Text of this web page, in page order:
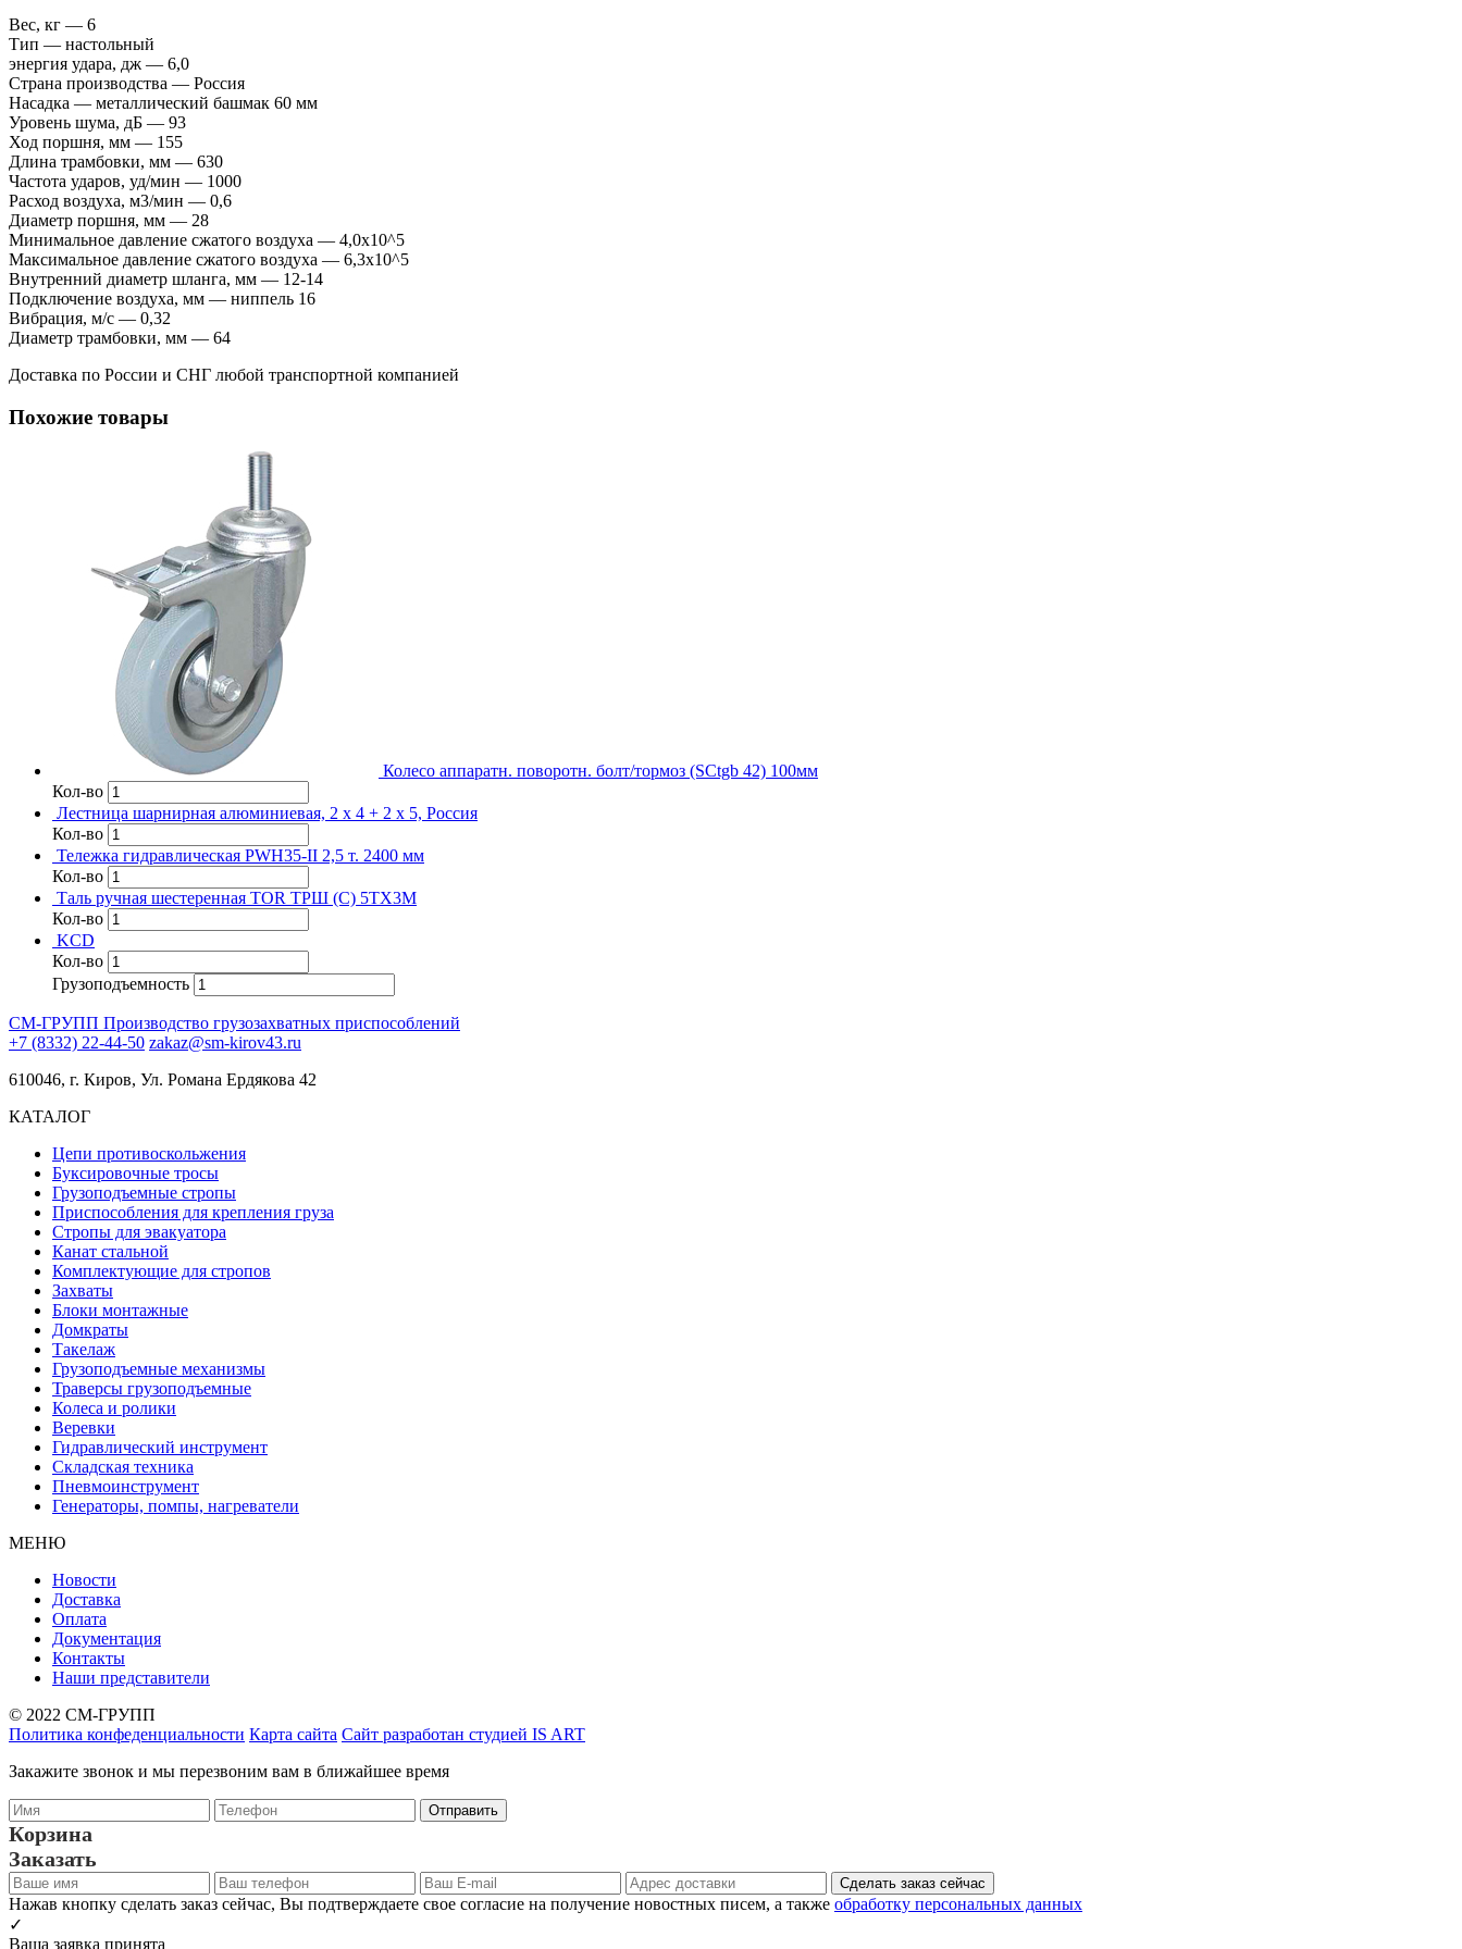
Вес, кг — 6
Тип — настольный
энергия удара, дж — 6,0
Страна производства — Россия
Насадка — металлический башмак 60 мм
Уровень шума, дБ — 93
Ход поршня, мм — 155
Длина трамбовки, мм — 630
Частота ударов, уд/мин — 1000
Расход воздуха, м3/мин — 0,6
Диаметр поршня, мм — 28
Минимальное давление сжатого воздуха — 4,0х10^5
Максимальное давление сжатого воздуха — 6,3х10^5
Внутренний диаметр шланга, мм — 12-14
Подключение воздуха, мм — ниппель 16
Вибрация, м/с — 0,32
Диаметр трамбовки, мм — 64
Доставка по России и СНГ любой транспортной компанией
Похожие товары
Колесо аппаратн. поворотн. болт/тормоз (SCtgb 42) 100мм
Кол-во
Лестница шарнирная алюминиевая, 2 х 4 + 2 х 5, Россия
Кол-во
Тележка гидравлическая PWH35-II 2,5 т. 2400 мм
Кол-во
Таль ручная шестеренная TOR ТРШ (C) 5ТХ3М
Кол-во
KCD
Кол-во
Грузоподъемность
СМ-ГРУПП Производство грузозахватных приспособлений
+7 (8332) 22-44-50 zakaz@sm-kirov43.ru
610046, г. Киров, Ул. Романа Ердякова 42
КАТАЛОГ
Цепи противоскольжения
Буксировочные тросы
Грузоподъемные стропы
Приспособления для крепления груза
Стропы для эвакуатора
Канат стальной
Комплектующие для стропов
Захваты
Блоки монтажные
Домкраты
Такелаж
Грузоподъемные механизмы
Траверсы грузоподъемные
Колеса и ролики
Веревки
Гидравлический инструмент
Складская техника
Пневмоинструмент
Генераторы, помпы, нагреватели
МЕНЮ
Новости
Доставка
Оплата
Документация
Контакты
Наши представители
© 2022 СМ-ГРУПП
Политика конфеденциальности Карта сайта Сайт разработан студией IS ART
Закажите звонок и мы перезвоним вам в ближайшее время
Корзина
Заказать
Сделать заказ сейчас
Нажав кнопку сделать заказ сейчас, Вы подтверждаете свое согласие на получение новостных писем, а также обработку персональных данных
✓
Ваша заявка принята